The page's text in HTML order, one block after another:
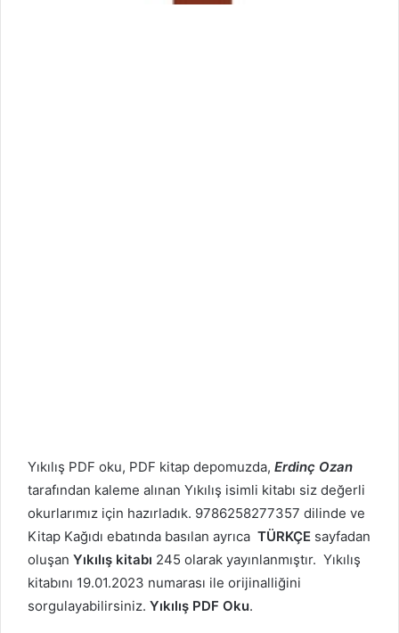
Yıkılış PDF oku, PDF kitap depomuzda, Erdinç Ozan
tarafından kaleme alınan Yıkılış isimli kitabı siz değerli
okurlarımız için hazırladık. 9786258277357 dilinde ve
Kitap Kağıdı ebatında basılan ayrıca TÜRKÇE sayfadan
oluşan Yıkılış kitabı 245 olarak yayınlanmıştır. Yıkılış
kitabını 19.01.2023 numarası ile orijinalliğini
sorgulayabilirsiniz. Yıkılış PDF Oku.